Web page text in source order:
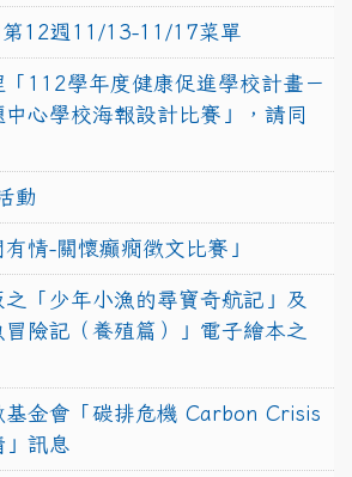
第12週11/13-11/17菜單
112學年度健康促進學校計畫－
中心學校海報設計比賽」，請同
動
情-關懷癲癇徵文比賽」
「少年小漁的尋寶奇航記」及
冒險記（養殖篇）」電子繪本之
基金會「碳排危機 Carbon Crisis
」訊息